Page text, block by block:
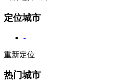
定位城市
-
重新定位
热门城市